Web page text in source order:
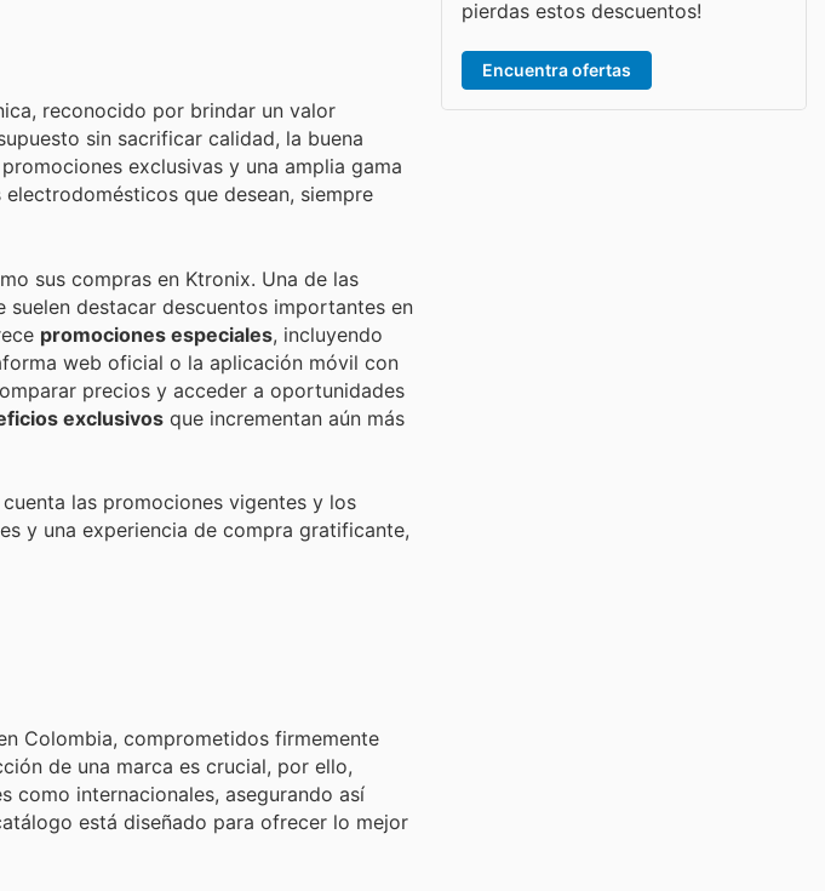
reconocido por brindar un valor
sin sacrificar calidad, la buena
exclusivas y una amplia gama
que desean, siempre
sus compras en Ktronix. Una de las
suelen destacar descuentos importantes en
promociones especiales, incluyendo
web oficial o la aplicación móvil con
precios y acceder a oportunidades
exclusivos que incrementan aún más
las promociones vigentes y los
y una experiencia de compra gratificante,
Colombia, comprometidos firmemente
de una marca es crucial, por ello,
como internacionales, asegurando así
está diseñado para ofrecer lo mejor
pierdas estos descuentos!
Encuentra ofertas